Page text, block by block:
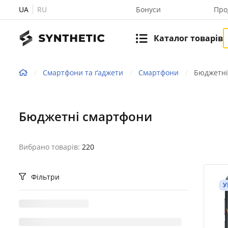
UA RU Бонуси
Каталог товарів
Смартфони та ґаджети Смартфони
Бюджетні смартфони
Вибрано товарів: 220
Фільтри